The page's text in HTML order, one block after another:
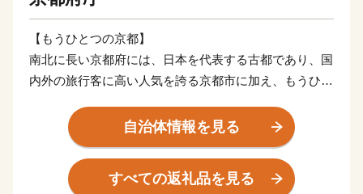
【もうひとつの京都】
南北に長い京都府には、日本を代表する古都であり、国
内外の旅行客に高い人気を誇る京都市に加え、もうひと
の里･乙訓)があるのをご存じでしょうか?
これらのエリアには、京都府の多様な気候と風土のおか
げで、長年培ってきた文化や食、観光、産業など、個性
豊かな地域の魅力がたくさんあります。京都府では、も
自治体情報を見る
すべての返礼品を見る